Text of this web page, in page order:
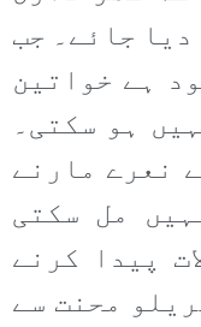
جائے۔ جب
ہے خواتین
ہو سکتی۔
نعرے مارنے
مل سکتی
پیدا کرنے
محنت سے